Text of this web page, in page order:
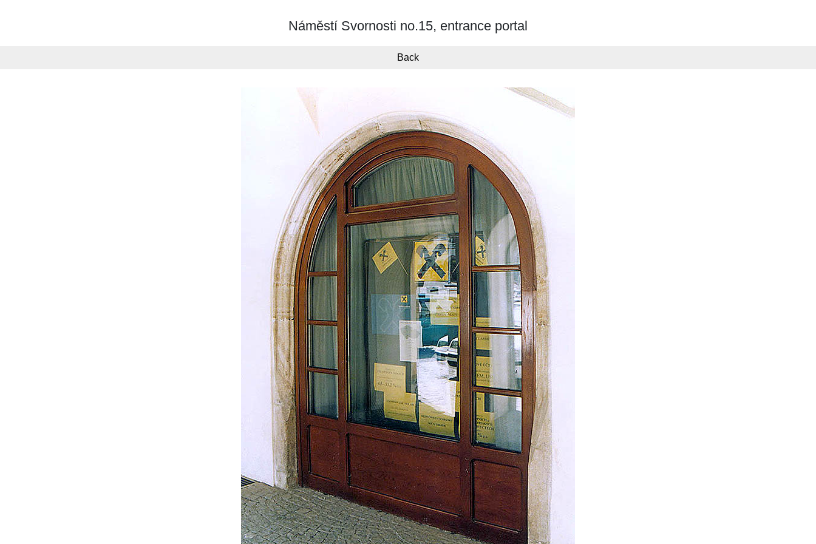
Náměstí Svornosti no.15, entrance portal
Back